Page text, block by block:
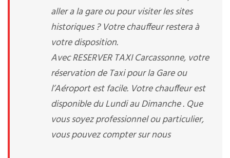
aller a la gare ou pour visiter les sites
historiques ? Votre chauffeur restera à
votre disposition.
Avec RESERVER TAXI Carcassonne, votre
réservation de Taxi pour la Gare ou
l’Aéroport est facile. Votre chauffeur est
disponible du Lundi au Dimanche . Que
vous soyez professionnel ou particulier,
vous pouvez compter sur nous